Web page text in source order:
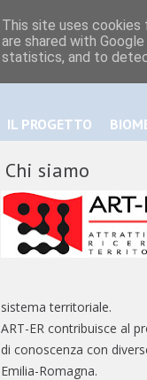
IL PROGETTO
Chi siamo
sistema territoriale.
ART-ER contribuisce al
di conoscenza con
Emilia-Romagna.
This site uses cookies
are shared with
statistics, and to